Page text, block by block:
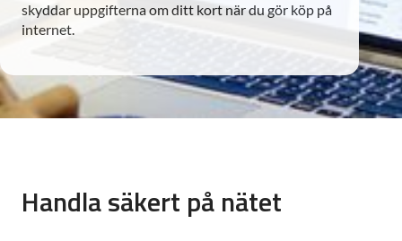
skyddar uppgifterna om ditt kort när du gör köp på
internet.
Handla säkert på nätet